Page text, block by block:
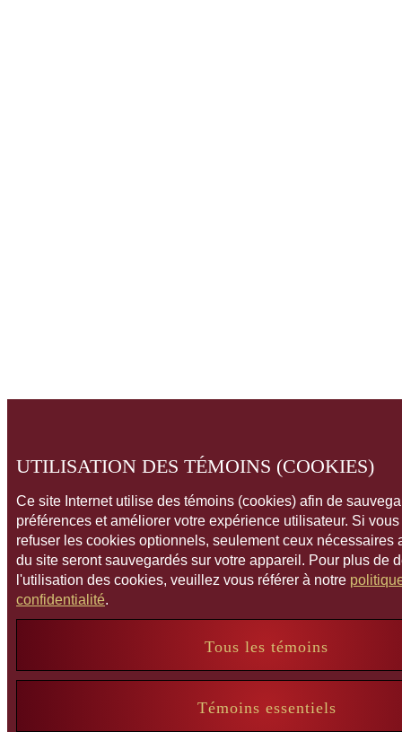
UTILISATION DES TÉMOINS (COOKIES)
Ce site Internet utilise des témoins (cookies) afin de
préférences et améliorer votre expérience utilisateur. Si
refuser les cookies optionnels, seulement ceux nécessaires
du site seront sauvegardés sur votre appareil. Pour plus de
l'utilisation des cookies, veuillez vous référer à notre
confidentialité.
Tous les témoins
Témoins essentiels